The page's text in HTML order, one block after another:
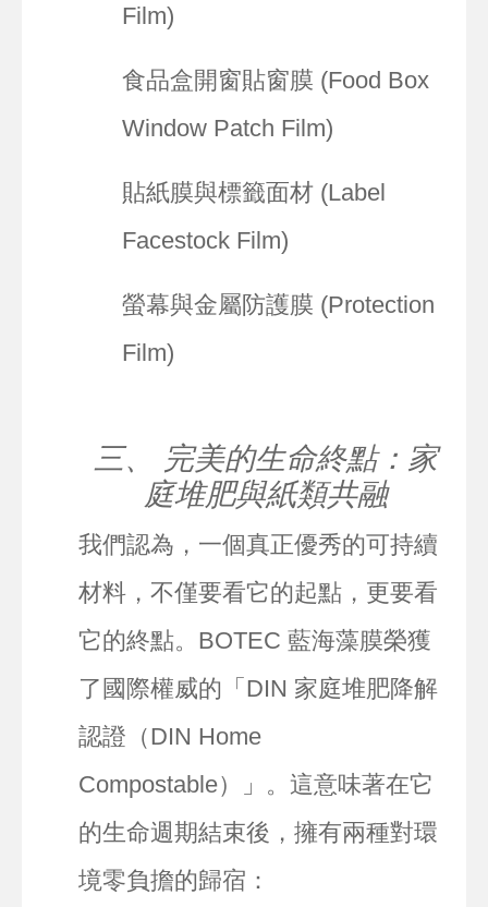
Film)
食品盒開窗貼窗膜 (Food Box
Window Patch Film)
貼紙膜與標籤面材 (Label
Facestock Film)
螢幕與金屬防護膜 (Protection
Film)
三、 完美的生命終點：家
庭堆肥與紙類共融
我們認為，一個真正優秀的可持續
材料，不僅要看它的起點，更要看
它的終點。BOTEC 藍海藻膜榮獲
了國際權威的「DIN 家庭堆肥降解
認證（DIN Home
Compostable）」。這意味著在它
的生命週期結束後，擁有兩種對環
境零負擔的歸宿：